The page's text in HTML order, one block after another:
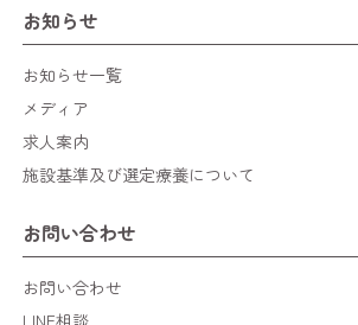
お知らせ
お知らせ一覧
メディア
求人案内
施設基準及び選定療養について
お問い合わせ
お問い合わせ
LINE相談